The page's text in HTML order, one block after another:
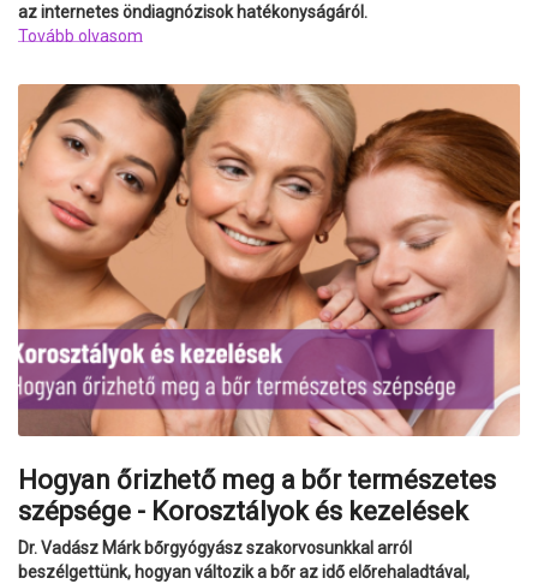
az internetes öndiagnózisok hatékonyságáról.
Tovább olvasom
Hogyan őrizhető meg a bőr természetes
szépsége - Korosztályok és kezelések
Dr. Vadász Márk bőrgyógyász szakorvosunkkal arról
beszélgettünk, hogyan változik a bőr az idő előrehaladtával,